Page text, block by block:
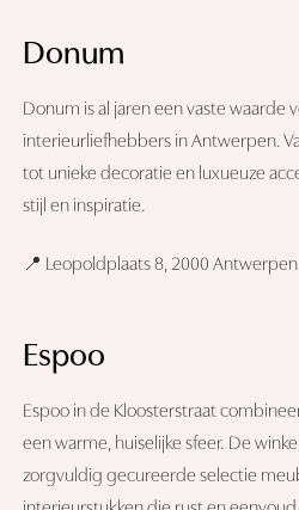
Donum
Donum is al jaren een vaste waarde
interieurliefhebbers in Antwerpen.
tot unieke decoratie en luxueuze
stijl en inspiratie.
📍 Leopoldplaats 8, 2000 Antwerpen
Espoo
Espoo in de Kloosterstraat
een warme, huiselijke sfeer. De
zorgvuldig gecureerde selectie